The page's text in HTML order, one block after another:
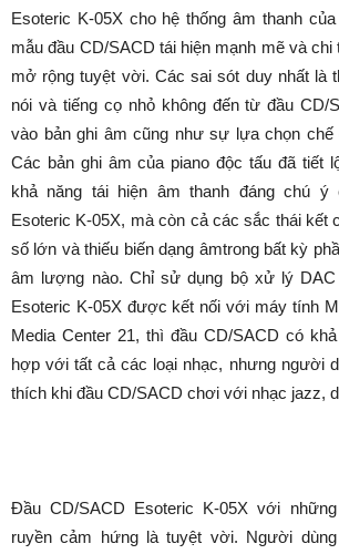
Esoteric K-05X cho hệ thống âm thanh
mẫu đầu CD/SACD tái hiện mạnh mẽ và
mở rộng tuyệt vời. Các sai sót duy nhất là
nói và tiếng cọ nhỏ không đến từ đầu CD/
vào bản ghi âm cũng như sự lựa chọn chế
Các bản ghi âm của piano độc tấu đã tiết
khả năng tái hiện âm thanh đáng chú ý
Esoteric K-05X, mà còn cả các sắc thái kết
số lớn và thiếu biến dạng âmtrong bất kỳ
âm lượng nào. Chỉ sử dụng bộ xử lý DAC
Esoteric K-05X được kết nối với máy tính
Media Center 21, thì đầu CD/SACD có
hợp với tất cả các loại nhạc, nhưng người
thích khi đầu CD/SACD chơi với nhạc jazz,
Đầu CD/SACD Esoteric K-05X với
ruyền cảm hứng là tuyệt vời. Người